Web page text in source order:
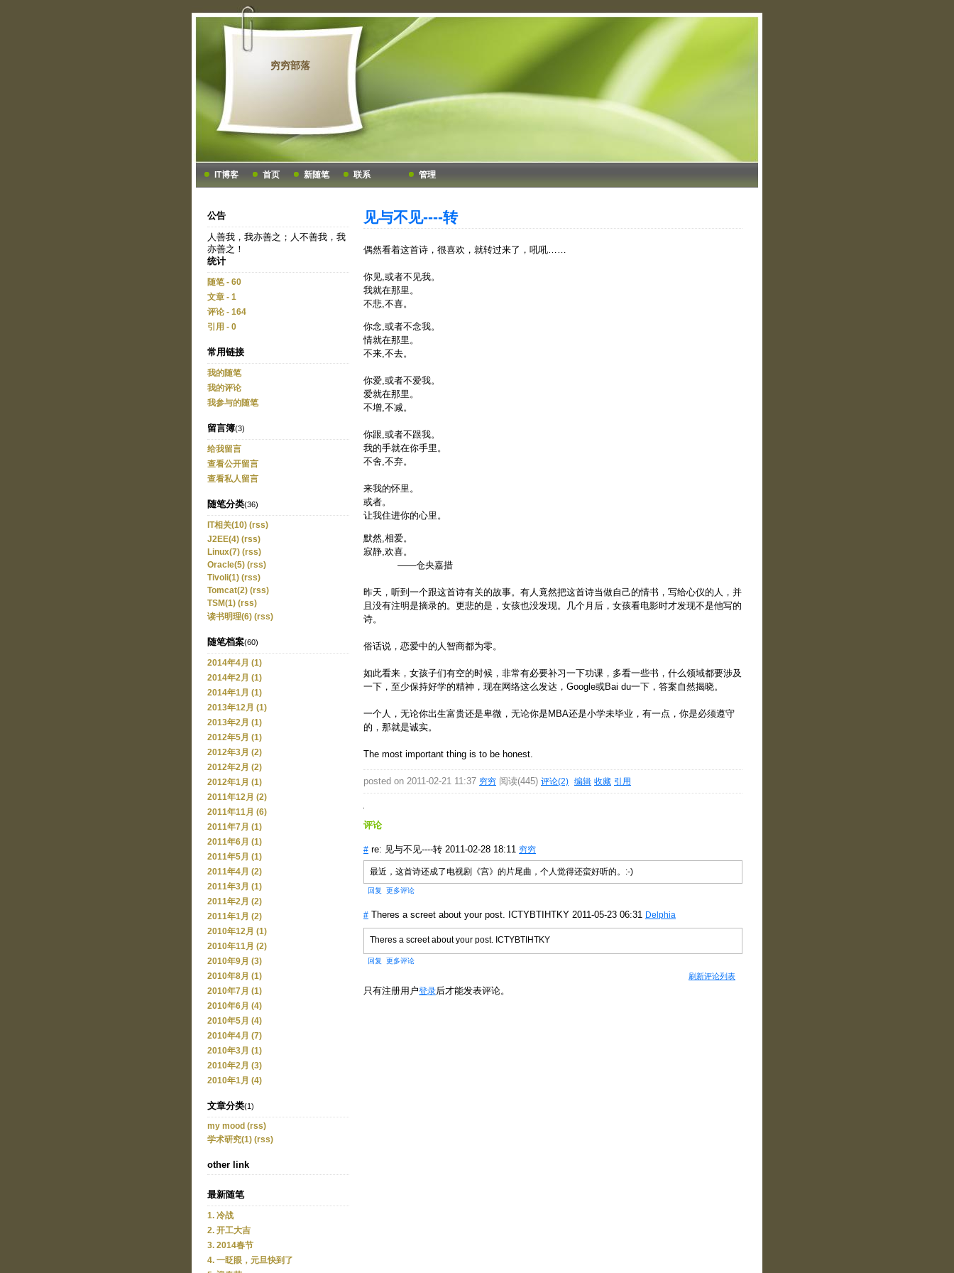
穷穷部落
IT博客 首页 新随笔 联系 管理
公告
人善我，我亦善之；人不善我，我
亦善之！
统计
随笔 - 60
文章 - 1
评论 - 164
引用 - 0
常用链接
我的随笔
我的评论
我参与的随笔
留言簿(3)
给我留言
查看公开留言
查看私人留言
随笔分类(36)
IT相关(10) (rss)
J2EE(4) (rss)
Linux(7) (rss)
Oracle(5) (rss)
Tivoli(1) (rss)
Tomcat(2) (rss)
TSM(1) (rss)
读书明理(6) (rss)
随笔档案(60)
2014年4月 (1)
2014年2月 (1)
2014年1月 (1)
2013年12月 (1)
2013年2月 (1)
2012年5月 (1)
2012年3月 (2)
2012年2月 (2)
2012年1月 (1)
2011年12月 (2)
2011年11月 (6)
2011年7月 (1)
2011年6月 (1)
2011年5月 (1)
2011年4月 (2)
2011年3月 (1)
2011年2月 (2)
2011年1月 (2)
2010年12月 (1)
2010年11月 (2)
2010年9月 (3)
2010年8月 (1)
2010年7月 (1)
2010年6月 (4)
2010年5月 (4)
2010年4月 (7)
2010年3月 (1)
2010年2月 (3)
2010年1月 (4)
文章分类(1)
my mood (rss)
学术研究(1) (rss)
other link
最新随笔
1. 冷战
2. 开工大吉
3. 2014春节
4. 一眨眼，元旦快到了
见与不见----转
偶然看着这首诗，很喜欢，就转过来了，吼吼……
你见,或者不见我。
我就在那里。
不悲,不喜。
你念,或者不念我。
情就在那里。
不来,不去。
你爱,或者不爱我。
爱就在那里。
不增,不减。
你跟,或者不跟我。
我的手就在你手里。
不舍,不弃。
来我的怀里。
或者。
让我住进你的心里。
默然,相爱。
寂静,欢喜。
——仓央嘉措
昨天，听到一个跟这首诗有关的故事。有人竟然把这首诗当做自己的情书，写给心仪的人，并
且没有注明是摘录的。更悲的是，女孩也没发现。几个月后，女孩看电影时才发现不是他写的
诗。
俗话说，恋爱中的人智商都为零。
如此看来，女孩子们有空的时候，非常有必要补习一下功课，多看一些书，什么领域都要涉及
一下，至少保持好学的精神，现在网络这么发达，Google或Bai du一下，答案自然揭晓。
一个人，无论你出生富贵还是卑微，无论你是MBA还是小学未毕业，有一点，你是必须遵守
的，那就是诚实。
The most important thing is to be honest.
posted on 2011-02-21 11:37 穷穷 阅读(445) 评论(2) 编辑 收藏 引用
评论
# re: 见与不见----转 2011-02-28 18:11 穷穷
最近，这首诗还成了电视剧《宫》的片尾曲，个人觉得还蛮好听的。:-)
回复 更多评论
# Theres a screet about your post. ICTYBTIHTKY 2011-05-23 06:31 Delphia
Theres a screet about your post. ICTYBTIHTKY
回复 更多评论
刷新评论列表
只有注册用户登录后才能发表评论。